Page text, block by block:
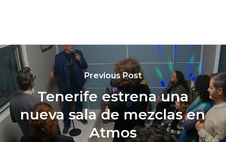
Previous Post
Tenerife estrena una
nueva sala de mezclas en
Atmos